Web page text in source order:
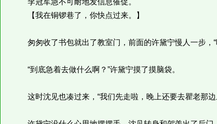
李冠军急不可耐地发信息催促。
【我在铜锣巷了，你快点过来。】
匆匆收了书包就出了教室门，前面的许黛宁慢人一步，“
“到底急着去做什么啊？”许黛宁摸了摸脑袋。
这时沈见也凑过来，“我们先走啦，晚上还要去瞿老那边